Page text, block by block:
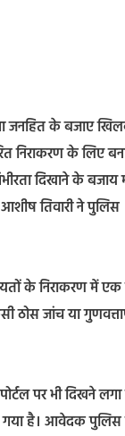
जनहित के बजाए
निराकरण के लिए
दिखाने के
तिवारी ने पुलिस
के निराकरण में एक
ठोस जांच या
पर भी दिखने
गया है। आवेदक